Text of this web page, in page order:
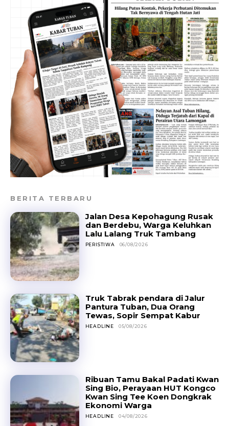
BERITA TERBARU
Jalan Desa Kepohagung Rusak
dan Berdebu, Warga Keluhkan
Lalu Lalang Truk Tambang
PERISTIWA 06/08/2026
Truk Tabrak pendara di Jalur
Pantura Tuban, Dua Orang
Tewas, Sopir Sempat Kabur
HEADLINE 05/08/2026
Ribuan Tamu Bakal Padati Kwan
Sing Bio, Perayaan HUT Kongco
Kwan Sing Tee Koen Dongkrak
Ekonomi Warga
HEADLINE 04/08/2026